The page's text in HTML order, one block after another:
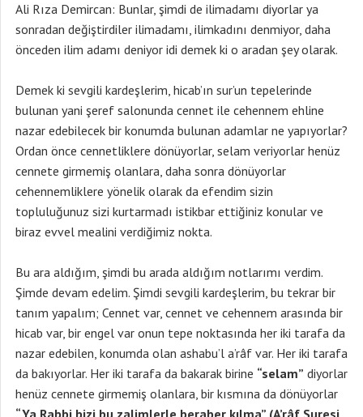
Ali Rıza Demircan: Bunlar, şimdi de ilimadamı diyorlar ya
sonradan değiştirdiler ilimadamı, ilimkadını denmiyor, daha
önceden ilim adamı deniyor idi demek ki o aradan şey olarak.
Demek ki sevgili kardeşlerim, hicab’ın sur’un tepelerinde
bulunan yani şeref salonunda cennet ile cehennem ehline
nazar edebilecek bir konumda bulunan adamlar ne yapıyorlar?
Ordan önce cennetliklere dönüyorlar, selam veriyorlar henüz
cennete girmemiş olanlara, daha sonra dönüyorlar
cehennemliklere yönelik olarak da efendim sizin
topluluğunuz sizi kurtarmadı istikbar ettiğiniz konular ve
biraz evvel mealini verdiğimiz nokta.
Bu ara aldığım, şimdi bu arada aldığım notlarımı verdim.
Şimde devam edelim. Şimdi sevgili kardeşlerim, bu tekrar bir
tanım yapalım; Cennet var, cennet ve cehennem arasında bir
hicab var, bir engel var onun tepe noktasında her iki tarafa da
nazar edebilen, konumda olan ashabu’l a’râf var. Her iki tarafa
da bakıyorlar. Her iki tarafa da bakarak birine “selam” diyorlar
henüz cennete girmemiş olanlara, bir kısmına da dönüyorlar
“Ya Rabbi bizi bu zalimlerle beraber kılma” (A’râf Suresi